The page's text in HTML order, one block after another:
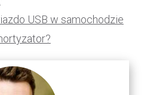
USB w samochodzie